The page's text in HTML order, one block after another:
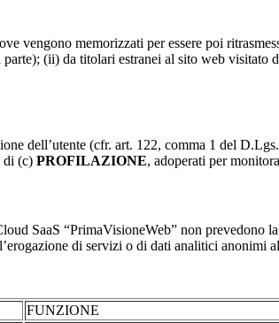
memorizzati per essere poi
(ii) da titolari estranei al sito web
dell’utente (cfr. art. 122, comma 1 del
di (c) PROFILAZIONE, adoperati per
SaaS “PrimaVisioneWeb” non prevedono
di servizi o di dati analitici anonimi
FUNZIONE